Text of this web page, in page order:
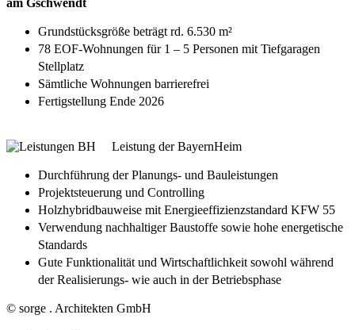
am Gschwendt
Grundstücksgröße beträgt rd. 6.530 m²
78 EOF-Wohnungen für 1 – 5 Personen mit Tiefgaragen
Stellplatz
Sämtliche Wohnungen barrierefrei
Fertigstellung Ende 2026
Leistung der BayernHeim
Durchführung der Planungs- und Bauleistungen
Projektsteuerung und Controlling
Holzhybridbauweise mit Energieeffizienzstandard KFW 55
Verwendung nachhaltiger Baustoffe sowie hohe energetische
Standards
Gute Funktionalität und Wirtschaftlichkeit sowohl während
der Realisierungs- wie auch in der Betriebsphase
© sorge . Architekten GmbH